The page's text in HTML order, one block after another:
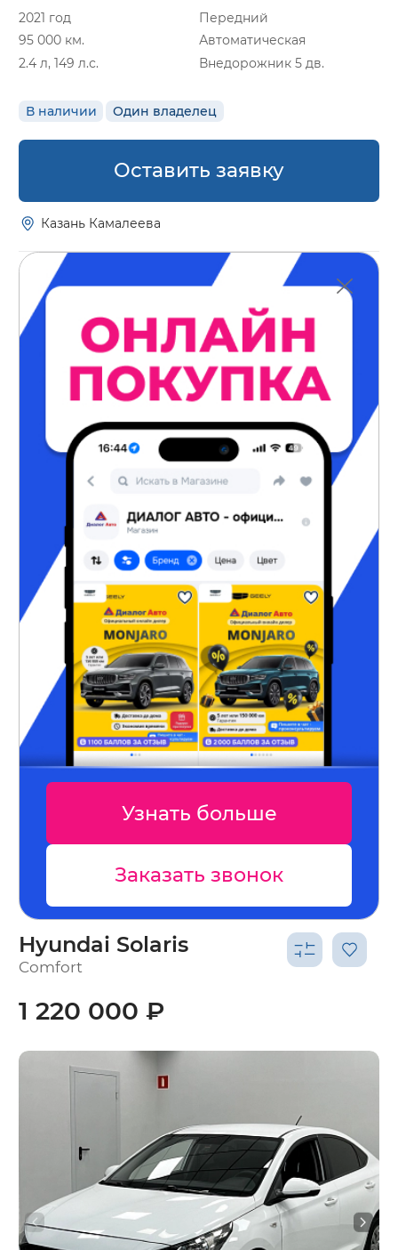
2021 год
Передний
95 000 км.
Автоматическая
2.4 л, 149 л.с.
Внедорожник 5 дв.
В наличии Один владелец
Оставить заявку
Казань Камалеева
Узнать больше
Заказать звонок
Hyundai Solaris
Comfort
1 220 000 ₽